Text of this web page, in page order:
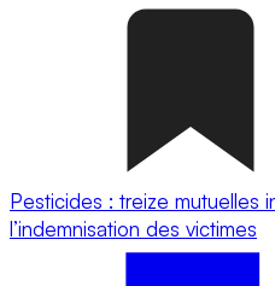
Pesticides : treize mutuelles
l’indemnisation des victimes